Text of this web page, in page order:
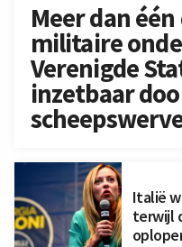
Meer dan
militaire
Verenigde
inzetbaar
Italië
terwijl